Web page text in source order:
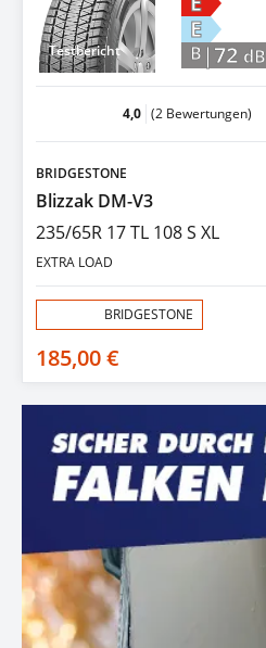
Testbericht
E
B |72 dB
4,0 (2 Bewertungen)
BRIDGESTONE
Blizzak DM-V3
235/65R 17 TL 108 S XL
EXTRA LOAD
BRIDGESTONE
185,00 €